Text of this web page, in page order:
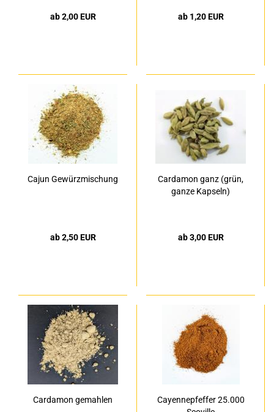
ab 2,00 EUR ab 1,20 EUR
Cajun Gewürzmischung
ab 2,50 EUR
Cardamon ganz (grün,
ganze Kapseln)
ab 3,00 EUR
Cardamon gemahlen
Cayennepfeffer 25.000